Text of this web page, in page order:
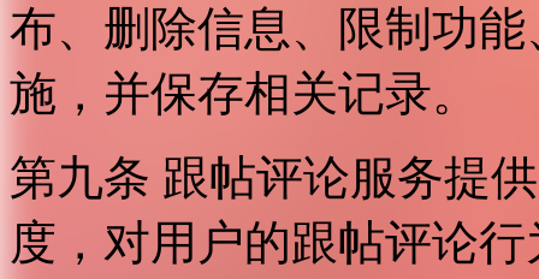
布、删除信息、限制功
施，并保存相关记录。
第九条 跟帖评论服务提
度，对用户的跟帖评论